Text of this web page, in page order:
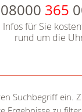
08000 365
Infos für Sie
rund um die
Suchbegriff ein.